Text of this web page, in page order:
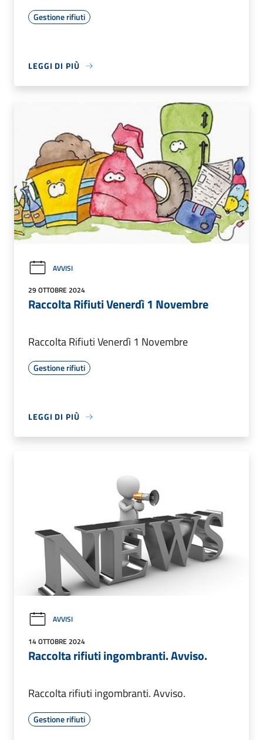
Gestione rifiuti
LEGGI DI PIÙ
AVVISI
29 OTTOBRE 2024
Raccolta Rifiuti Venerdì 1 Novembre
Raccolta Rifiuti Venerdì 1 Novembre
Gestione rifiuti
LEGGI DI PIÙ
AVVISI
14 OTTOBRE 2024
Raccolta rifiuti ingombranti. Avviso.
Raccolta rifiuti ingombranti. Avviso.
Gestione rifiuti